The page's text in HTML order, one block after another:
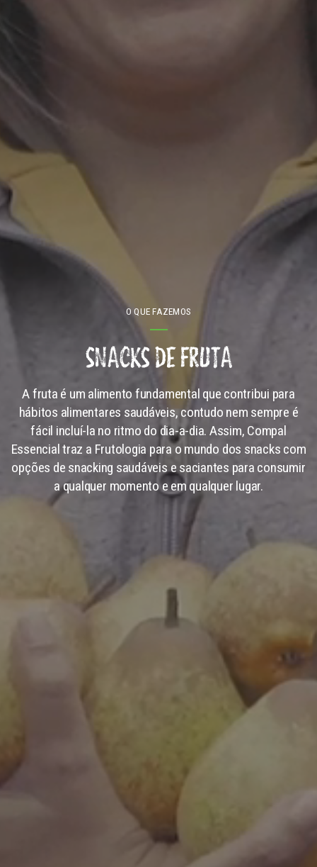
O QUE FAZEMOS
SNACKS DE FRUTA
A fruta é um alimento fundamental que contribui para
hábitos alimentares saudáveis, contudo nem sempre é
fácil incluí-la no ritmo do dia-a-dia. Assim, Compal
Essencial traz a Frutologia para o mundo dos snacks com
opções de snacking saudáveis e saciantes para consumir
a qualquer momento e em qualquer lugar.